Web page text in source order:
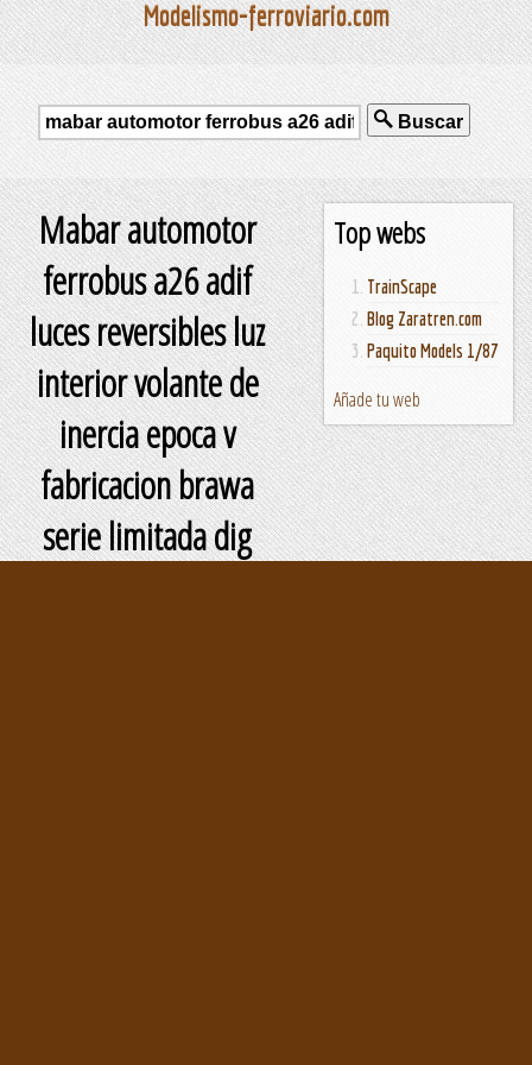
Modelismo-ferroviario.com
Buscar
Top webs
TrainScape
Blog Zaratren.com
Paquito Models 1/87
Añade tu web
Mabar automotor
ferrobus a26 adif
luces reversibles luz
interior volante de
inercia epoca v
fabricacion brawa
serie limitada dig